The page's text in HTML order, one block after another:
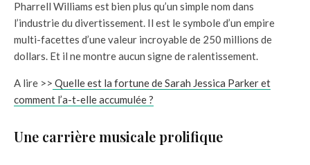
Pharrell Williams est bien plus qu’un simple nom dans
l’industrie du divertissement. Il est le symbole d’un empire
multi-facettes d’une valeur incroyable de 250 millions de
dollars. Et il ne montre aucun signe de ralentissement.
A lire >> Quelle est la fortune de Sarah Jessica Parker et
comment l’a-t-elle accumulée ?
Une carrière musicale prolifique